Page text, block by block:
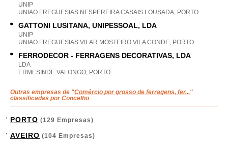
UNIP
UNIAO FREGUESIAS NESPEREIRA CASAIS LOUSADA, PORTO
GATTONI LUSITANA, UNIPESSOAL, LDA
UNIP
UNIAO FREGUESIAS VILAR MOSTEIRO VILA CONDE, PORTO
FERRODECOR - FERRAGENS DECORATIVAS, LDA
LDA
ERMESINDE VALONGO, PORTO
Outras empresas de "Comércio por grosso de ferragens, fer..."
classificadas por Concelho
PORTO (129 Empresas)
AVEIRO (104 Empresas)